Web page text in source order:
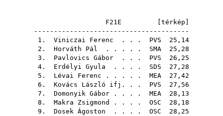
F21E [ térkép
---------------------------------------
1. Viniczai Ferenc . . . PVS 25,14
2. Horváth Pál . . . . . SMA 25,28
3. Pavlovics Gábor . . . PVS 26,25
4. Erdélyi Gyula . . . . SDS 27,28
5. Lévai Ferenc . . . . . MEA 27,42
6. Kovács László ifj. . . PVS 27,56
7. Domonyik Gábor . . . . MEA 28,13
8. Makra Zsigmond . . . . OSC 28,18
9. Dosek Ágoston . . . . OSC 28,25